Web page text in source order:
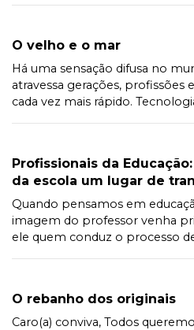
O velho e o mar
Há uma sensação difusa no
atravessa gerações, profissões
cada vez mais rápido.
Profissionais da
da escola um lugar de
Quando pensamos em
imagem do professor venha
ele quem conduz o processo
O rebanho dos originais
Caro(a) conviva, Todos